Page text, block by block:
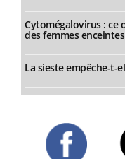
Cytomégalovirus : ce
des femmes enceintes
La sieste empêche-t-